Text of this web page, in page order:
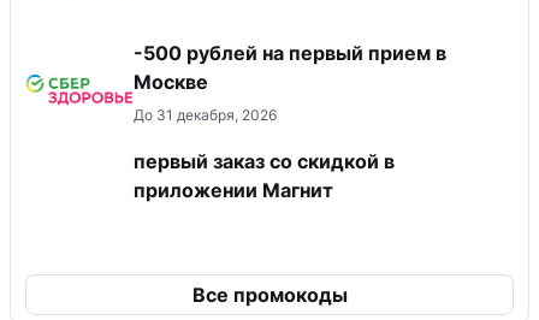
-500 рублей на первый прием в
Москве
До 31 декабря, 2026
первый заказ со скидкой в
приложении Магнит
Все промокоды